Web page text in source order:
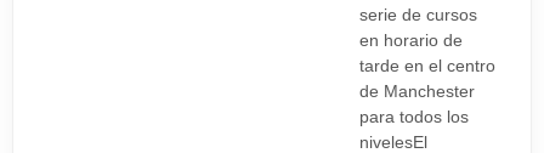
serie de cursos
en horario de
tarde en el centro
de Manchester
para todos los
nivelesEl